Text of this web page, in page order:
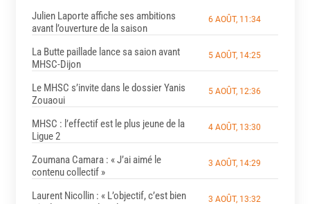
Julien Laporte affiche ses ambitions
avant l’ouverture de la saison
6 AOÛT, 11:34
La Butte paillade lance sa saion avant
MHSC-Dijon
5 AOÛT, 14:25
Le MHSC s’invite dans le dossier Yanis
Zouaoui
5 AOÛT, 12:36
MHSC : l’effectif est le plus jeune de la
Ligue 2
4 AOÛT, 13:30
Zoumana Camara : « J’ai aimé le
contenu collectif »
3 AOÛT, 14:29
Laurent Nicollin : « L’objectif, c’est bien
3 AOÛT, 13:32